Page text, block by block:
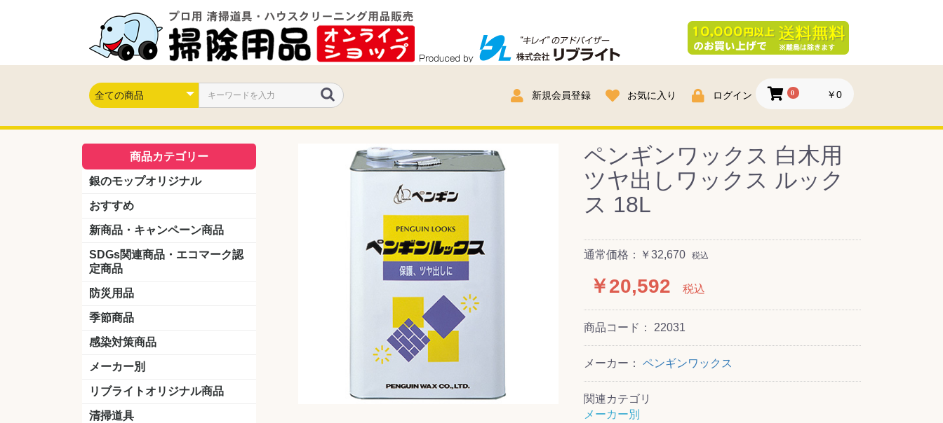
新規会員登録 お気に入り ログイン 0 ￥0
商品カテゴリー
銀のモップオリジナル
おすすめ
新商品・キャンペーン商品
キャンペーン商品
新製品
SDGs関連商品・エコマーク認
定商品
防災用品
季節商品
感染対策商品
おう吐物
除菌洗剤
うがい薬
マスク
手洗い石鹸
手指消毒
手袋
メーカー別
クオリティ
ニイタカ
シーバイエス 樹脂ワックス(一般製品)
ドライメンテナンス用樹
水性・半樹脂製品
ニュートラ フロアケアシ
天然石材用・テラゾー・
植物油用クリーナー
鉱物油用クリーナー
リンレイ
ペンギンワックス 水性・半樹脂製品
ドライメンテナンス用樹
横浜油脂工業
ミッケル化学（旧：スイショウ
ユシロ化学
コニシ
つやげん
ダイカ商事
スリーエムジャパン
山崎産業
テラモト
セイワ
エトレー
ラバーメイド
ジャパックス
日本サニパック
ケルヒャー
マキタ
ショーワグローブ
花王
サラヤ
アルボース
コスケム
ミヤキ
紺商
信徳ポミー
リブライトオリジナル商品
LLオレンジクリーナー
LL油脂専用クリーナー
LLワックスモップ
LL-21
マーベラスiL
清掃道具
ペンギンワックス 白木用
ツヤ出しワックス ルック
ス 18L
通常価格：￥32,670 税込
￥20,592 税込
商品コード： 22031
メーカー： ペンギンワックス
関連カテゴリ
メーカー別